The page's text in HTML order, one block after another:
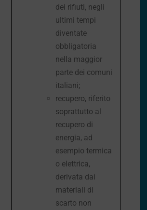
dei rifiuti, negli
ultimi tempi
diventate
obbligatoria
nella maggior
parte dei comuni
italiani;
recupero, riferito
soprattutto al
recupero di
energia, ad
esempio termica
o elettrica,
derivata dai
materiali di
scarto non